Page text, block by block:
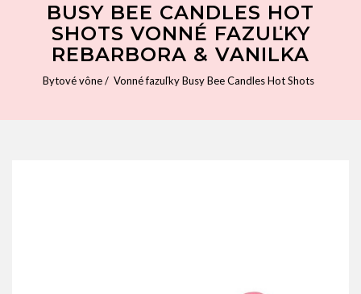
BUSY BEE CANDLES HOT
SHOTS VONNÉ FAZUĽKY
REBARBORA & VANILKA
Bytové vône Vonné fazuľky Busy Bee Candles Hot Shots